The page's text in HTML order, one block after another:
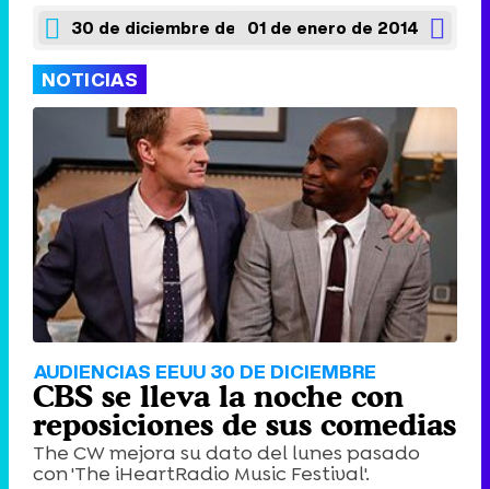
30 de diciembre de 201301 de enero de 2014
NOTICIAS
AUDIENCIAS EEUU 30 DE DICIEMBRE
CBS se lleva la noche con
reposiciones de sus comedias
The CW mejora su dato del lunes pasado
con 'The iHeartRadio Music Festival'.